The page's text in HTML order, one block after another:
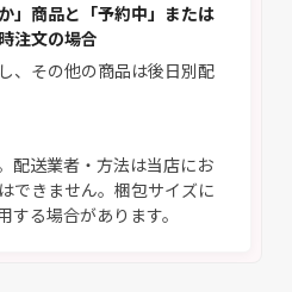
」商品と「予約中」または
注文の場合
、その他の商品は後日別配
配送業者・方法は当店にお
できません。梱包サイズに
する場合があります。